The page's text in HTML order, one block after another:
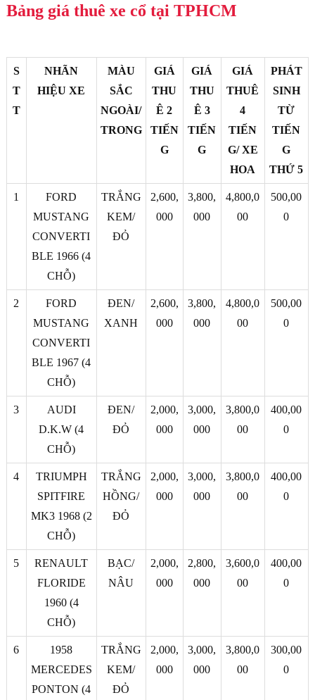
Bảng giá thuê xe cổ tại TPHCM
S
T
T
NHÃN
HIỆU XE
MÀU
SẮC
NGOÀI/
TRONG
GIÁ
THU
Ê 2
TIẾN
G
GIÁ
THU
Ê 3
TIẾN
G
GIÁ
THUÊ
4
TIẾN
G/ XE
HOA
PHÁT
SINH
TỪ
TIẾN
G
THỨ 5
1
FORD
MUSTANG
CONVERTI
BLE 1966 (4
CHỖ)
TRẮNG
KEM/
ĐỎ
2,600,
000
3,800,
000
4,800,0
00
500,00
0
2
FORD
MUSTANG
CONVERTI
BLE 1967 (4
CHỖ)
ĐEN/
XANH
2,600,
000
3,800,
000
4,800,0
00
500,00
0
3
AUDI
D.K.W (4
CHỖ)
ĐEN/
ĐỎ
2,000,
000
3,000,
000
3,800,0
00
400,00
0
4
TRIUMPH
SPITFIRE
MK3 1968 (2
CHỖ)
TRẮNG
HỒNG/
ĐỎ
2,000,
000
3,000,
000
3,800,0
00
400,00
0
5
RENAULT
FLORIDE
1960 (4
CHỖ)
BẠC/
NÂU
2,000,
000
2,800,
000
3,600,0
00
400,00
0
6
1958
MERCEDES
PONTON (4
TRẮNG
KEM/
ĐỎ
2,000,
000
3,000,
000
3,800,0
00
300,00
0